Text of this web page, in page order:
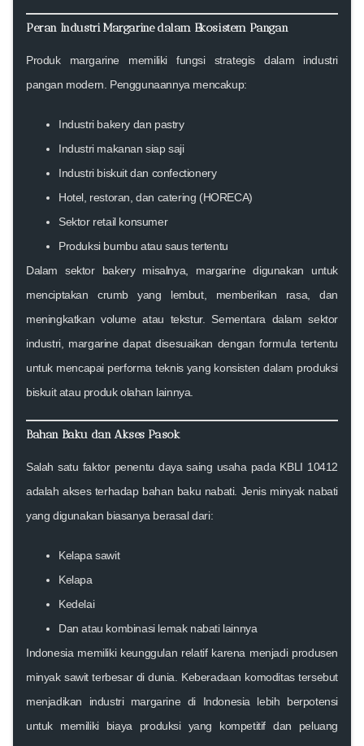
Peran Industri Margarine dalam Ekosistem Pangan
Produk margarine memiliki fungsi strategis dalam industri
pangan modern. Penggunaannya mencakup:
Industri bakery dan pastry
Industri makanan siap saji
Industri biskuit dan confectionery
Hotel, restoran, dan catering (HORECA)
Sektor retail konsumer
Produksi bumbu atau saus tertentu
Dalam sektor bakery misalnya, margarine digunakan untuk
menciptakan crumb yang lembut, memberikan rasa, dan
meningkatkan volume atau tekstur. Sementara dalam sektor
industri, margarine dapat disesuaikan dengan formula tertentu
untuk mencapai performa teknis yang konsisten dalam produksi
biskuit atau produk olahan lainnya.
Bahan Baku dan Akses Pasok
Salah satu faktor penentu daya saing usaha pada KBLI 10412
adalah akses terhadap bahan baku nabati. Jenis minyak nabati
yang digunakan biasanya berasal dari:
Kelapa sawit
Kelapa
Kedelai
Dan atau kombinasi lemak nabati lainnya
Indonesia memiliki keunggulan relatif karena menjadi produsen
minyak sawit terbesar di dunia. Keberadaan komoditas tersebut
menjadikan industri margarine di Indonesia lebih berpotensi
untuk memiliki biaya produksi yang kompetitif dan peluang